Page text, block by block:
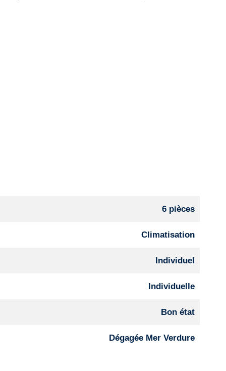
6 pièces
Climatisation
Individuel
Individuelle
Bon état
Dégagée Mer Verdure